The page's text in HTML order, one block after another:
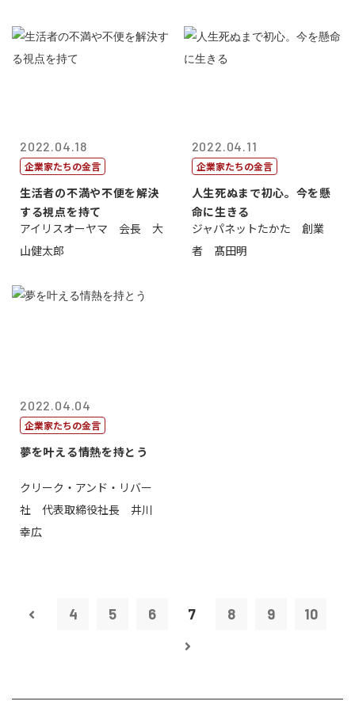
2022.04.18
企業家たちの金言
生活者の不満や不便を解決
する視点を持て
アイリスオーヤマ 会長 大
山健太郎
2022.04.11
企業家たちの金言
人生死ぬまで初心。今を懸
命に生きる
ジャパネットたかた 創業
者 髙田明
2022.04.04
企業家たちの金言
夢を叶える情熱を持とう
クリーク・アンド・リバー
社 代表取締役社長 井川
幸広
4 5 6 7 8 9 10